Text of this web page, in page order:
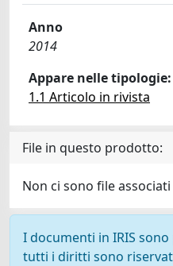
Anno
2014
Appare nelle tipologie:
1.1 Articolo in rivista
File in questo prodotto:
Non ci sono file
I documenti in IRIS
tutti i diritti sono